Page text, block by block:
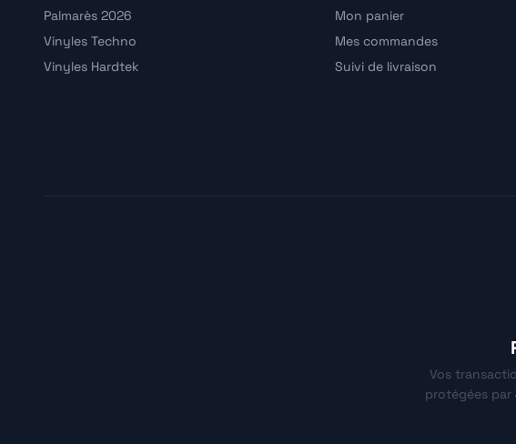
Palmarès 2026
Vinyles Techno
Vinyles Hardtek
Mon panier
Mes commandes
Suivi de livraison
Vos
protégées par